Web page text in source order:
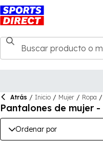
Atrás / Inicio / Mujer / Ropa /
Pantalones de mujer
Ordenar por